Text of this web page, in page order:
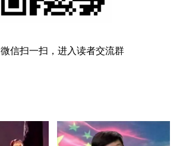
微信扫一扫，进入读者交流群